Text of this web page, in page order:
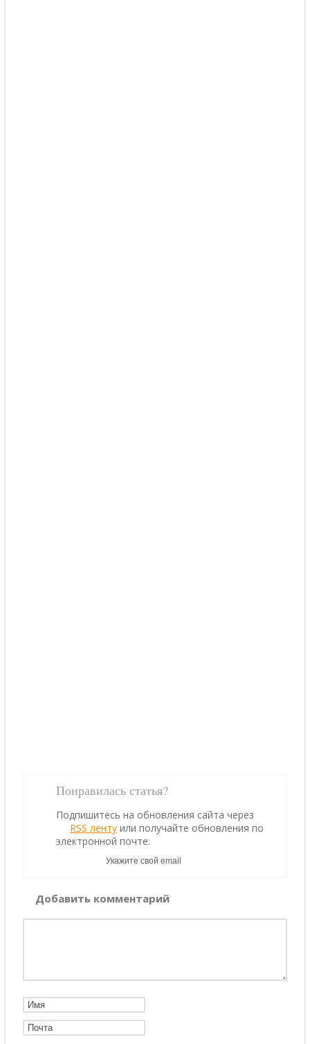
Понравилась статья?
Подпишитесь на обновления сайта через
RSS ленту или получайте обновления по
электронной почте:
Добавить комментарий